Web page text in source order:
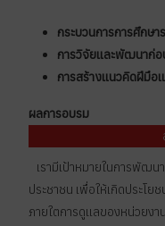
กระบวนการการศึกษ
การวิจัยและพัฒนาก่อ
การสร้างแนวคิดฝีมือ
ผลการอบรม
เรามีเป้าหมายในการพัฒน
ประชาชน เพื่อให้เกิดประโ
ภายใตการดูแลของหน่วยงา